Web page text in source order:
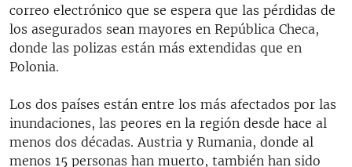
correo electrónico que se espera que las pérdidas de
los asegurados sean mayores en República Checa,
donde las polizas están más extendidas que en
Polonia.
Los dos países están entre los más afectados por las
inundaciones, las peores en la región desde hace al
menos dos décadas. Austria y Rumania, donde al
menos 15 personas han muerto, también han sido